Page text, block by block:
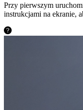
Przy pierwszym
instrukcjami na ekranie,